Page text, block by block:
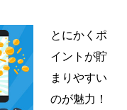
とにかくポ
イントが貯
まりやすい
のが魅力！